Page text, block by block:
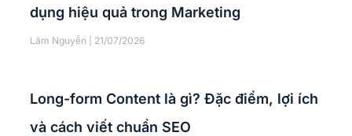
dụng hiệu quả trong Marketing
Lâm Nguyễn 21/07/2026
Long-form Content là gì? Đặc điểm, lợi ích
và cách viết chuẩn SEO